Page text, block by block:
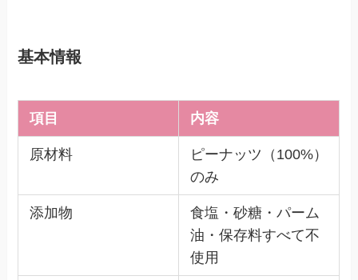
基本情報
項目 内容
原材料
ピーナッツ（100%）
のみ
添加物
食塩・砂糖・パーム
油・保存料すべて不
使用